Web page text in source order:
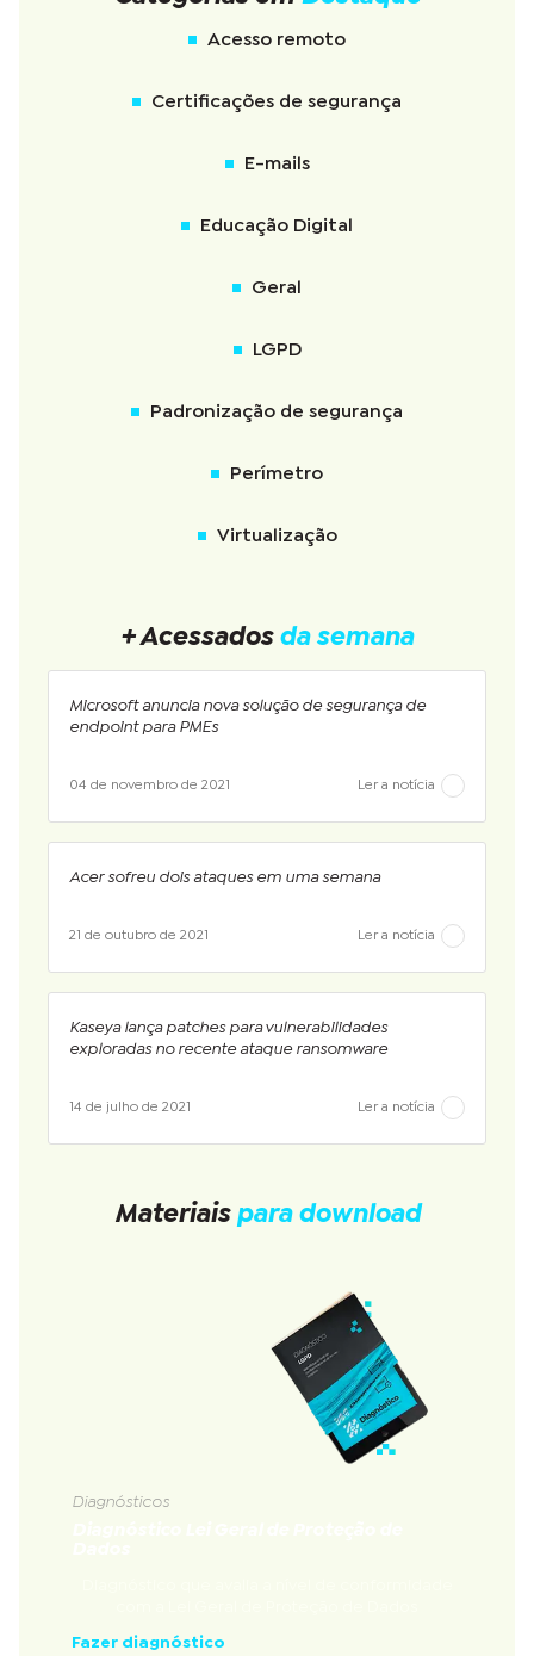
Acesso remoto
Certificações de segurança
E-mails
Educação Digital
Geral
LGPD
Padronização de segurança
Perímetro
Virtualização
+ Acessados da semana
Microsoft anuncia nova solução de segurança de
endpoint para PMEs
04 de novembro de 2021 Ler a notícia
Acer sofreu dois ataques em uma semana
21 de outubro de 2021 Ler a notícia
Kaseya lança patches para vulnerabilidades
exploradas no recente ataque ransomware
14 de julho de 2021 Ler a notícia
Materiais para download
Diagnósticos
Fazer diagnóstico